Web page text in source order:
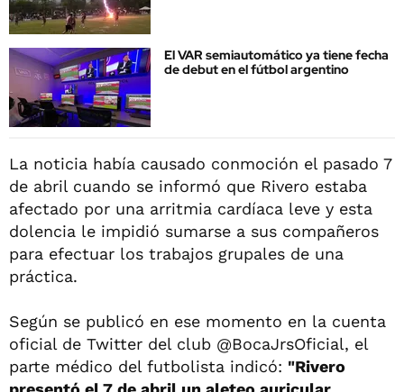
El VAR semiautomático ya tiene fecha
de debut en el fútbol argentino
La noticia había causado conmoción el pasado 7
de abril cuando se informó que Rivero estaba
afectado por una arritmia cardíaca leve y esta
dolencia le impidió sumarse a sus compañeros
para efectuar los trabajos grupales de una
práctica.
Según se publicó en ese momento en la cuenta
oficial de Twitter del club @BocaJrsOficial, el
parte médico del futbolista indicó: "Rivero